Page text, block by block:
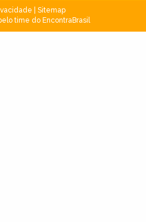
Sitemap
time do EncontraBrasil